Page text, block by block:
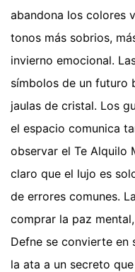
abandona los colores
tonos más sobrios,
invierno emocional.
símbolos de un futuro
jaulas de cristal. Los
el espacio comunica
observar el Te Alquilo
claro que el lujo es
de errores comunes.
comprar la paz
Defne se convierte en
la ata a un secreto